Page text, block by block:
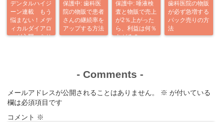
デンタルハイジ
ーン連載 もう
悩まない！メデ
ィカルダイアロ
ーグ入門 あり
保護中: 歯科医
院の物販で患者
さんの継続率を
アップする方法
保護中: 唾液検
査と物販で売上
が2％上がった
ら、利益は何％
あがる？
歯科医院の物販
が必ず急増する
パック売りの方
法
- Comments -
メールアドレスが公開されることはありません。 ※ が付いている
欄は必須項目です
コメント ※